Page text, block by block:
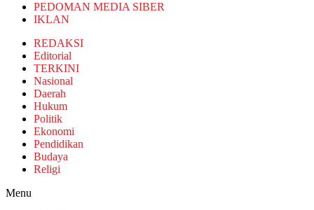
PEDOMAN MEDIA SIBER
IKLAN
REDAKSI
Editorial
TERKINI
Nasional
Daerah
Hukum
Politik
Ekonomi
Pendidikan
Budaya
Religi
Menu